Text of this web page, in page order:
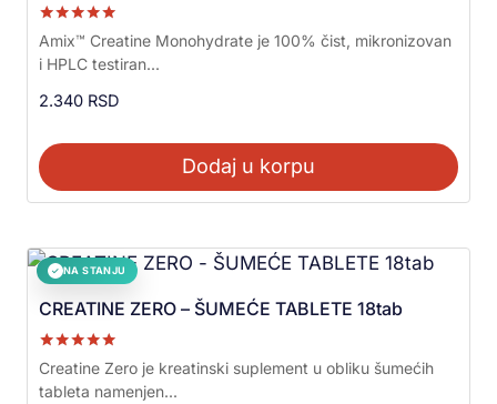
Ocenjeno sa
5.00
od 5
Amix™ Creatine Monohydrate je 100% čist, mikronizovan
i HPLC testiran...
2.340 RSD
Dodaj u korpu
✓ NA STANJU
CREATINE ZERO – ŠUMEĆE TABLETE 18tab
Ocenjeno sa
5.00
od 5
Creatine Zero je kreatinski suplement u obliku šumećih
tableta namenjen...